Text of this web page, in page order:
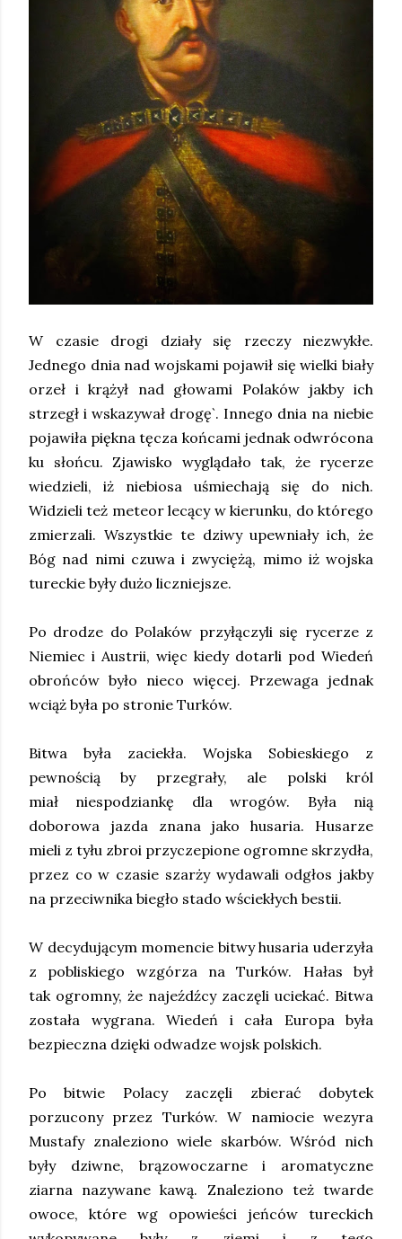
W czasie drogi działy się rzeczy niezwykłe.
Jednego dnia nad wojskami pojawił się wielki biały
orzeł i krążył nad głowami Polaków jakby ich
strzegł i wskazywał drogę`. Innego dnia na niebie
pojawiła piękna tęcza końcami jednak odwrócona
ku słońcu. Zjawisko wyglądało tak, że rycerze
wiedzieli, iż niebiosa uśmiechają się do nich.
Widzieli też meteor lecący w kierunku, do którego
zmierzali. Wszystkie te dziwy upewniały ich, że
Bóg nad nimi czuwa i zwyciężą, mimo iż wojska
tureckie były dużo liczniejsze.
Po drodze do Polaków przyłączyli się rycerze z
Niemiec i Austrii, więc kiedy dotarli pod Wiedeń
obrońców było nieco więcej. Przewaga jednak
wciąż była po stronie Turków.
Bitwa była zaciekła. Wojska Sobieskiego z
pewnością by przegrały, ale polski król
miał niespodziankę dla wrogów. Była nią
doborowa jazda znana jako husaria. Husarze
mieli z tyłu zbroi przyczepione ogromne skrzydła,
przez co w czasie szarży wydawali odgłos jakby
na przeciwnika biegło stado wściekłych bestii.
W decydującym momencie bitwy husaria uderzyła
z pobliskiego wzgórza na Turków. Hałas był
tak ogromny, że najeźdźcy zaczęli uciekać. Bitwa
została wygrana. Wiedeń i cała Europa była
bezpieczna dzięki odwadze wojsk polskich.
Po bitwie Polacy zaczęli zbierać dobytek
porzucony przez Turków. W namiocie wezyra
Mustafy znaleziono wiele skarbów. Wśród nich
były dziwne, brązowoczarne i aromatyczne
ziarna nazywane kawą. Znaleziono też twarde
owoce, które wg opowieści jeńców tureckich